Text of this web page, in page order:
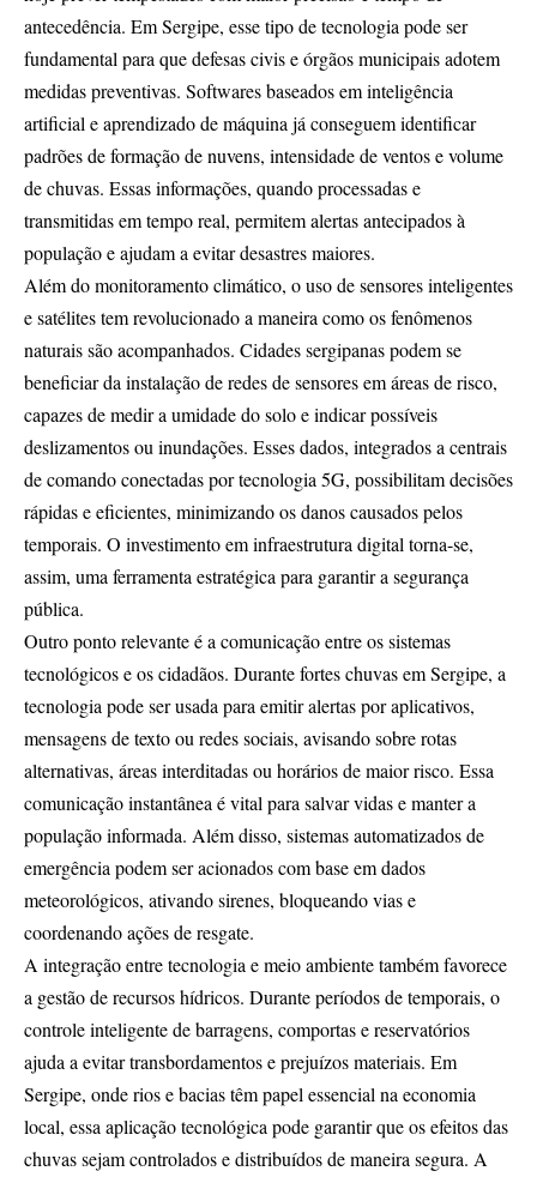
antecedência. Em Sergipe, esse tipo de tecnologia pode ser
fundamental para que defesas civis e órgãos municipais adotem
medidas preventivas. Softwares baseados em inteligência
artificial e aprendizado de máquina já conseguem identificar
padrões de formação de nuvens, intensidade de ventos e volume
de chuvas. Essas informações, quando processadas e
transmitidas em tempo real, permitem alertas antecipados à
população e ajudam a evitar desastres maiores.
Além do monitoramento climático, o uso de sensores inteligentes
e satélites tem revolucionado a maneira como os fenômenos
naturais são acompanhados. Cidades sergipanas podem se
beneficiar da instalação de redes de sensores em áreas de risco,
capazes de medir a umidade do solo e indicar possíveis
deslizamentos ou inundações. Esses dados, integrados a centrais
de comando conectadas por tecnologia 5G, possibilitam decisões
rápidas e eficientes, minimizando os danos causados pelos
temporais. O investimento em infraestrutura digital torna-se,
assim, uma ferramenta estratégica para garantir a segurança
pública.
Outro ponto relevante é a comunicação entre os sistemas
tecnológicos e os cidadãos. Durante fortes chuvas em Sergipe, a
tecnologia pode ser usada para emitir alertas por aplicativos,
mensagens de texto ou redes sociais, avisando sobre rotas
alternativas, áreas interditadas ou horários de maior risco. Essa
comunicação instantânea é vital para salvar vidas e manter a
população informada. Além disso, sistemas automatizados de
emergência podem ser acionados com base em dados
meteorológicos, ativando sirenes, bloqueando vias e
coordenando ações de resgate.
A integração entre tecnologia e meio ambiente também favorece
a gestão de recursos hídricos. Durante períodos de temporais, o
controle inteligente de barragens, comportas e reservatórios
ajuda a evitar transbordamentos e prejuízos materiais. Em
Sergipe, onde rios e bacias têm papel essencial na economia
local, essa aplicação tecnológica pode garantir que os efeitos das
chuvas sejam controlados e distribuídos de maneira segura. A